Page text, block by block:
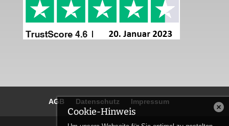
AGB Datenschutz Impressum
Cookie-Hinweis